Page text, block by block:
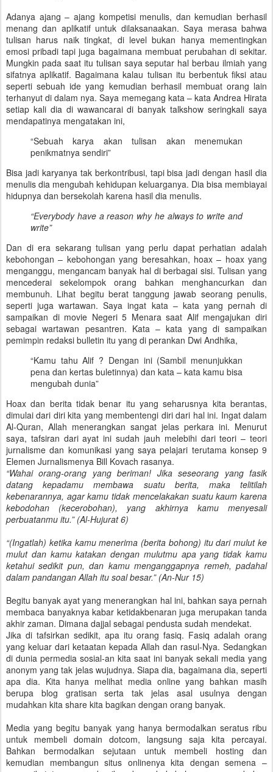
Adanya ajang – ajang kompetisi menulis, dan kemudian berhasil
menang dan aplikatif untuk dilaksanaakan. Saya merasa bahwa
tulisan harus naik tingkat, di level bukan hanya mementingkan
emosi pribadi tapi juga bagaimana membuat perubahan di sekitar.
Mungkin pada saat itu tulisan saya seputar hal berbau ilmiah yang
sifatnya aplikatif. Bagaimana kalau tulisan itu berbentuk fiksi atau
seperti sebuah ide yang kemudian berhasil membuat orang lain
terhanyut di dalam nya. Saya memegang kata – kata Andrea Hirata
setiap kali dia di wawancarai di banyak talkshow seringkali saya
mendapatinya mengatakan ini,
“Sebuah karya akan tulisan akan menemukan
penikmatnya sendiri”
Bisa jadi karyanya tak berkontribusi, tapi bisa jadi dengan hasil dia
menulis dia mengubah kehidupan keluarganya. Dia bisa membiayai
hidupnya dan bersekolah karena hasil dia menulis.
“Everybody have a reason why he always to write and
write”
Dan di era sekarang tulisan yang perlu dapat perhatian adalah
kebohongan – kebohongan yang beresahkan, hoax – hoax yang
menganggu, mengancam banyak hal di berbagai sisi. Tulisan yang
mencederai sekelompok orang bahkan menghancurkan dan
membunuh. Lihat begitu berat tanggung jawab seorang penulis,
seperti juga wartawan. Saya ingat kata – kata yang pernah di
sampaikan di movie Negeri 5 Menara saat Alif mengajukan diri
sebagai wartawan pesantren. Kata – kata yang di sampaikan
pemimpin redaksi bulletin itu yang di perankan Dwi Andhika,
“Kamu tahu Alif ? Dengan ini (Sambil menunjukkan
pena dan kertas buletinnya) dan kata – kata kamu bisa
mengubah dunia”
Hoax dan berita tidak benar itu yang seharusnya kita berantas,
dimulai dari diri kita yang membentengi diri dari hal ini. Ingat dalam
Al-Quran, Allah menerangkan sangat jelas perkara ini. Menurut
saya, tafsiran dari ayat ini sudah jauh melebihi dari teori – teori
jurnalisme dan komunikasi yang saya pelajari terutama konsep 9
Elemen Jurnalismenya Bill Kovach rasanya.
“Wahai orang-orang yang beriman! Jika seseorang yang fasik
datang kepadamu membawa suatu berita, maka telitilah
kebenarannya, agar kamu tidak mencelakakan suatu kaum karena
kebodohan (kecerobohan), yang akhirnya kamu menyesali
perbuatanmu itu.” (Al-Hujurat 6)
“(Ingatlah) ketika kamu menerima (berita bohong) itu dari mulut ke
mulut dan kamu katakan dengan mulutmu apa yang tidak kamu
ketahui sedikit pun, dan kamu menganggapnya remeh, padahal
dalam pandangan Allah itu soal besar.” (An-Nur 15)
Begitu banyak ayat yang menerangkan hal ini, bahkan saya pernah
membaca banyaknya kabar ketidakbenaran juga merupakan tanda
akhir zaman. Dimana dajjal sebagai pendusta sudah mendekat.
Jika di tafsirkan sedikit, apa itu orang fasiq. Fasiq adalah orang
yang keluar dari ketaatan kepada Allah dan rasul-Nya. Sedangkan
di dunia permedia sosial-an kita saat ini banyak sekali media yang
anonym yang tak jelas wujudnya. Siapa dia, bagaimana dia, seperti
apa dia. Kita hanya melihat media online yang bahkan masih
berupa blog gratisan serta tak jelas asal usulnya dengan
mudahkan kita share kita bagikan dengan orang banyak.
Media yang begitu banyak yang hanya bermodalkan seratus ribu
untuk membeli domain dotcom, langsung saja kita percayai.
Bahkan bermodalkan sejutaan untuk membeli hosting dan
kemudian membangun situs onlinenya kita dengan semena –